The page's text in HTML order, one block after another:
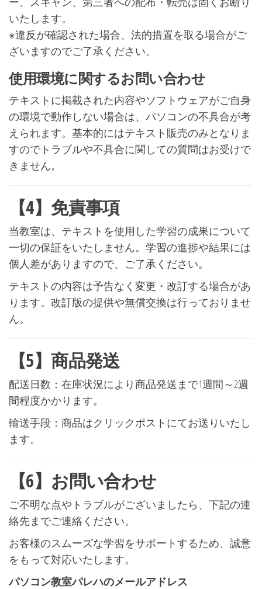
いたします。
※違反が確認された場合、法的措置を取る場合がご
ざいますのでご了承ください。
使用環境に関するお問い合わせ
テキストに掲載された内容やソフトウェアがご自身
の環境で動作しない場合は、パソコンの不具合が考
えられます。基本的にはテキスト販売のみとなりま
すのでトラブルや不具合に関しての質問はお受けで
きません。
【4】免責事項
当教室は、テキストを使用した学習の成果について
一切の保証をいたしません。学習の進捗や結果には
個人差がありますので、ご了承ください。
テキストの内容は予告なく変更・改訂する場合があ
ります。改訂版の提供や無償交換は行っておりませ
ん。
【5】商品発送
配送日数：在庫状況により商品発送まで1週間～2週
間程度かかります。
輸送手段：商品はクリックポストにてお送りいたし
ます。
【6】お問い合わせ
ご不明な点やトラブルがございましたら、下記の連
絡先までご連絡ください。
お客様のスムーズな学習をサポートするため、誠意
をもって対応いたします。
パソコン教室パレハのメールアドレス